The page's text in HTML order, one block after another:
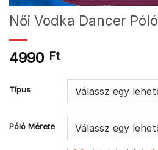
Női Vodka Dancer Póló
4990 Ft
Típus
Póló Mérete